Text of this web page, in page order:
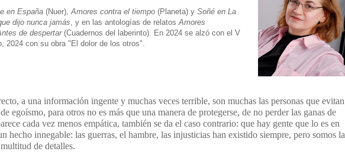
en España (Nuer),Amores contra el tiempo (Planeta) y Soñé en La
dijo nunca jamás, y en las antologías de relatosAmores
de despertar(Cuadernos del laberinto). En 2024 se alzó con el V
, 2024 con su obra "El dolor de los otros".
a una información ingente y muchas veces terrible, son muchas las personas que evitan
egoísmo, para otros no es más que una manera de protegerse, de no perder las ganas de
cada vez menos empática, también se da el caso contrario: que hay gente que lo es en
hecho innegable: las guerras, el hambre, las injusticias han existido siempre, pero somos la
de detalles.